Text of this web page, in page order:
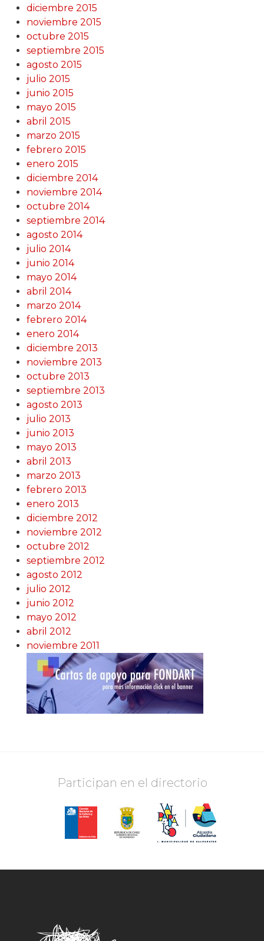
diciembre 2015
noviembre 2015
octubre 2015
septiembre 2015
agosto 2015
julio 2015
junio 2015
mayo 2015
abril 2015
marzo 2015
febrero 2015
enero 2015
diciembre 2014
noviembre 2014
octubre 2014
septiembre 2014
agosto 2014
julio 2014
junio 2014
mayo 2014
abril 2014
marzo 2014
febrero 2014
enero 2014
diciembre 2013
noviembre 2013
octubre 2013
septiembre 2013
agosto 2013
julio 2013
junio 2013
mayo 2013
abril 2013
marzo 2013
febrero 2013
enero 2013
diciembre 2012
noviembre 2012
octubre 2012
septiembre 2012
agosto 2012
julio 2012
junio 2012
mayo 2012
abril 2012
noviembre 2011
Participan en el directorio